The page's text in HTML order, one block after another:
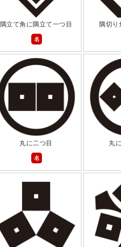
隅立て角に隅立て一つ目
名
隅切り
丸に二つ目
名
丸